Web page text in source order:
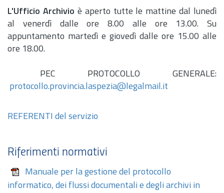
L'Ufficio Archivio è aperto tutte le mattine dal lunedì
al venerdì dalle ore 8.00 alle ore 13.00. Su
appuntamento martedì e giovedì dalle ore 15.00 alle
ore 18.00.
PEC PROTOCOLLO GENERALE:
protocollo.provincia.laspezia@legalmail.it
REFERENTI del servizio
Riferimenti normativi
Manuale per la gestione del protocollo
informatico, dei flussi documentali e degli archivi in